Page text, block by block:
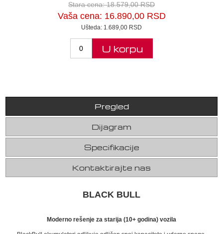
Stara cena:18.579,00 RSD
Vaša cena: 16.890,00 RSD
Ušteda: 1.689,00 RSD
U korpu
Pregled
Dijagram
Specifikacije
Kontaktirajte nas
BLACK BULL
Moderno rešenje za starija (10+ godina) vozila